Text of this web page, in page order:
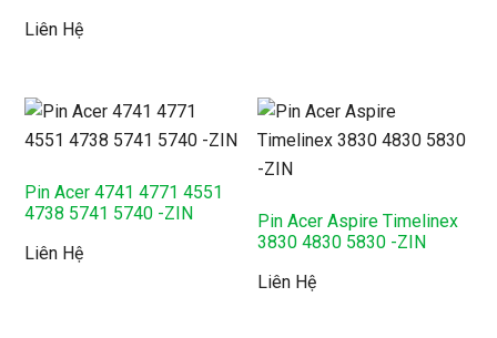
Liên Hệ
Pin Acer 4741 4771 4551
4738 5741 5740 -ZIN
Liên Hệ
Pin Acer Aspire Timelinex
3830 4830 5830 -ZIN
Liên Hệ